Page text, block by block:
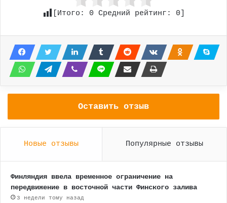
[Итого: 0 Средний рейтинг: 0
Оставить отзыв
Новые отзывы Популярные отзывы
Финляндия ввела временное ограничение на
передвижение в восточной части Финского залива
3 недели тому назад